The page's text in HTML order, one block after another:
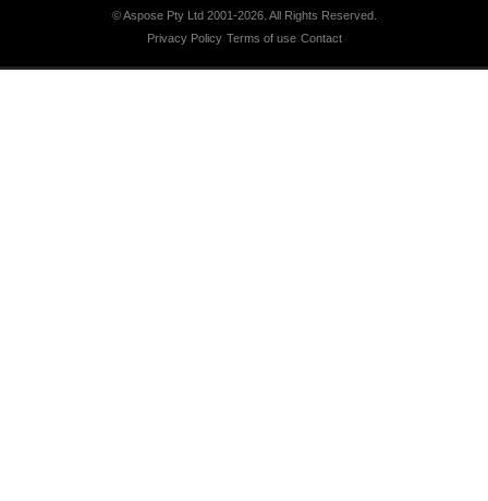
© Aspose Pty Ltd 2001-2026. All Rights Reserved.
Privacy Policy Terms of use Contact